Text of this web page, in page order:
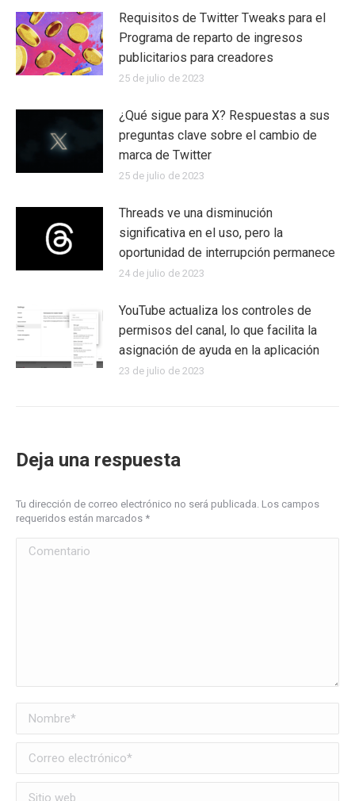
Requisitos de Twitter Tweaks para el
Programa de reparto de ingresos
publicitarios para creadores
25 de julio de 2023
¿Qué sigue para X? Respuestas a sus
preguntas clave sobre el cambio de
marca de Twitter
25 de julio de 2023
Threads ve una disminución
significativa en el uso, pero la
oportunidad de interrupción permanece
24 de julio de 2023
YouTube actualiza los controles de
permisos del canal, lo que facilita la
asignación de ayuda en la aplicación
23 de julio de 2023
Deja una respuesta
Tu dirección de correo electrónico no será publicada. Los campos
requeridos están marcados *
Comentario
Nombre *
Correo electrónico *
Sitio web